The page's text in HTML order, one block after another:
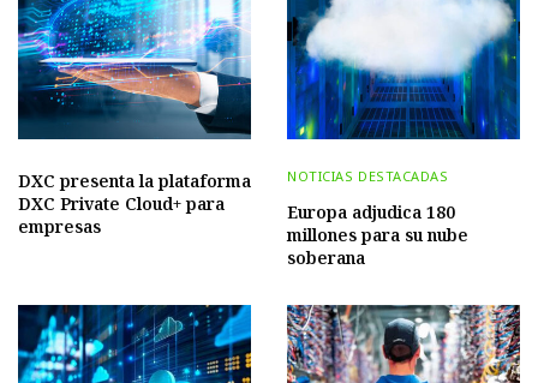
DXC presenta la plataforma
DXC Private Cloud+ para
empresas
NOTICIAS DESTACADAS
Europa adjudica 180
millones para su nube
soberana